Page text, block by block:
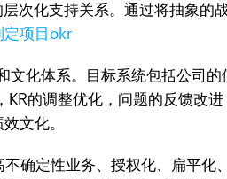
次化支持关系。通过将抽象
定项目okr
化体系。目标系统包括公司的
的调整优化，问题的反馈改
文化。
确定性业务、授权化、扁平